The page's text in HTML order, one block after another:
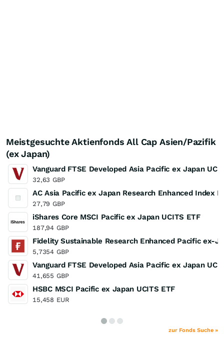
Meistgesuchte Aktienfonds All Cap Asien/Pazifik
(ex Japan)
Vanguard FTSE Developed Asia Pacific ex Japan
32,63 GBP
AC Asia Pacific ex Japan Research Enhanced Index
27,79 GBP
iShares Core MSCI Pacific ex Japan UCITS ETF
187,94 GBP
Fidelity Sustainable Research Enhanced Pacific ex-
5,7354 GBP
Vanguard FTSE Developed Asia Pacific ex Japan
41,655 GBP
HSBC MSCI Pacific ex Japan UCITS ETF
15,458 EUR
zur Fonds Suche »